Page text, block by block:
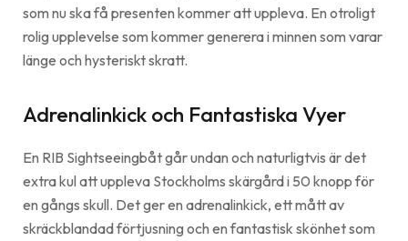
som nu ska få presenten kommer att uppleva. En otroligt
rolig upplevelse som kommer generera i minnen som varar
länge och hysteriskt skratt.
Adrenalinkick och Fantastiska Vyer
En RIB Sightseeingbåt går undan och naturligtvis är det
extra kul att uppleva Stockholms skärgård i 50 knopp för
en gångs skull. Det ger en adrenalinkick, ett mått av
skräckblandad förtjusning och en fantastisk skönhet som